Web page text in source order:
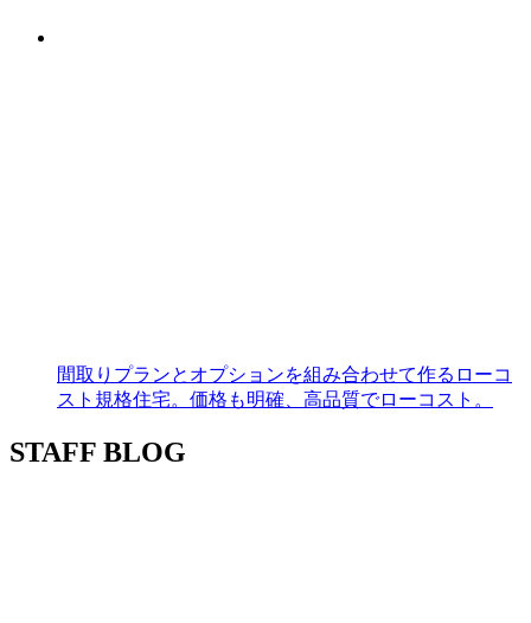
間取りプランとオプションを組み合わせて作るローコ
スト規格住宅。価格も明確、高品質でローコスト。
STAFF BLOG